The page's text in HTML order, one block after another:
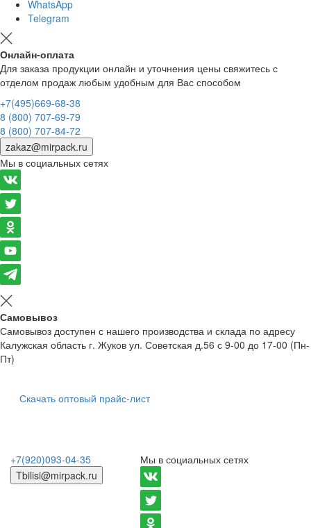
WhatsApp
Telegram
Онлайн-оплата
Для заказа продукции онлайн и уточнения цены свяжитесь с
отделом продаж любым удобным для Вас способом
+7(495)669-68-38
8 (800) 707-69-79
8 (800) 707-84-72
zakaz@mirpack.ru
Мы в социальных сетях
Самовывоз
Самовывоз доступен с нашего производства и склада по адресу
Калужская область г. Жуков ул. Советская д.56 с 9-00 до 17-00 (Пн-
Пт)
Скачать оптовый прайс-лист
+7(920)093-04-35
Tbilisi@mirpack.ru
Мы в социальных сетях